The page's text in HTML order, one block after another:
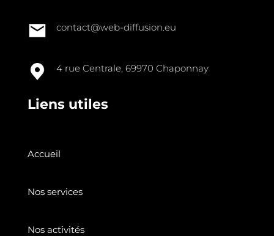
contact@web-diffusion.eu
4 rue Centrale, 69970 Chaponnay
Liens utiles
Accueil
Nos services
Nos activités